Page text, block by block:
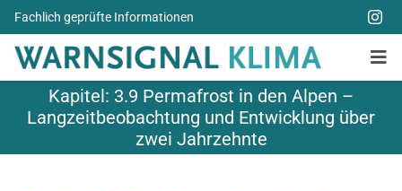
Zum
Inhalt
springen
Fachlich geprüfte Informationen
Alle Bücher
Kapitel: 3.9 Permafrost in den Alpen –
Langzeitbeobachtung und Entwicklung über
zwei Jahrzehnte